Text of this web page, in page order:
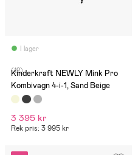
I lager
(12)
Kinderkraft NEWLY Mink Pro
Kombivagn 4-i-1, Sand Beige
3 395 kr
Rek pris: 3 995 kr